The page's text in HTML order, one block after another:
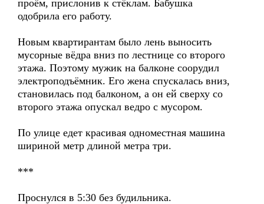
проём, прислонив к стёклам. Бабушка
одобрила его работу.
Новым квартирантам было лень выносить
мусорные вёдра вниз по лестнице со второго
этажа. Поэтому мужик на балконе соорудил
электроподъёмник. Его жена спускалась вниз,
становилась под балконом, а он ей сверху со
второго этажа опускал ведро с мусором.
По улице едет красивая одноместная машина
шириной метр длиной метра три.
***
Проснулся в 5:30 без будильника.